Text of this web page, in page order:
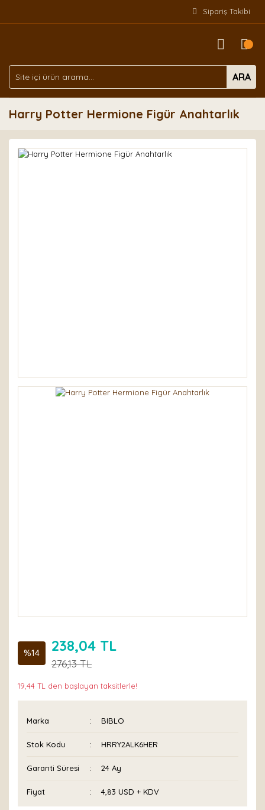
Sipariş Takibi
ARA
Harry Potter Hermione Figür Anahtarlık
%14 238,04 TL
276,13 TL
19,44 TL den başlayan taksitlerle!
Marka BIBLO
Stok Kodu HRRY2ALK6HER
Garanti Süresi 24 Ay
Fiyat 4,83 USD + KDV